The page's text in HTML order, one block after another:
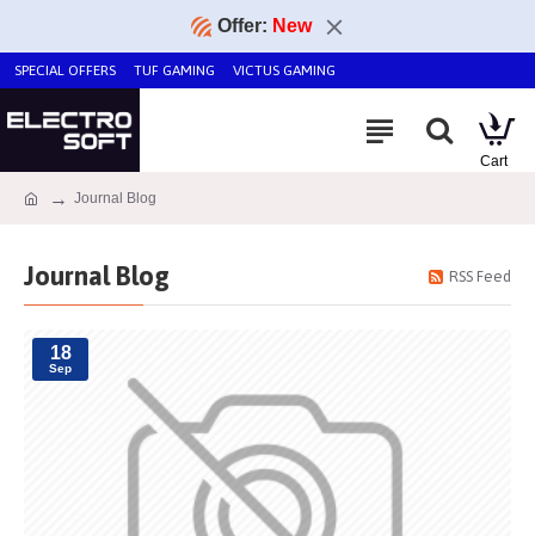
Offer: New
SPECIAL OFFERS TUF GAMING VICTUS GAMING
Journal Blog
Journal Blog RSS Feed
18
Sep